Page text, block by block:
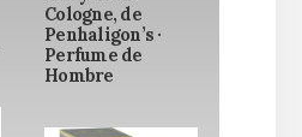
Cologne, de
Penhaligon’s ·
Perfume de
Hombre